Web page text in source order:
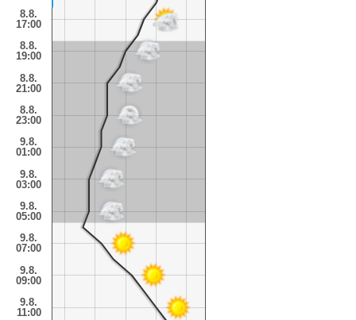
8.8.
17:00
8.8.
19:00
8.8.
21:00
8.8.
23:00
9.8.
01:00
9.8.
03:00
9.8.
05:00
9.8.
07:00
9.8.
09:00
9.8.
11:00